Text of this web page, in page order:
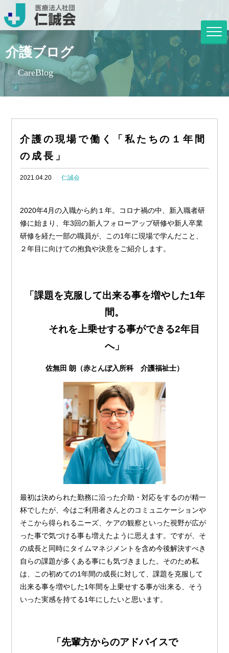
介護ブログ
CareBlog
介護の現場で働く「私たちの１年間
の成長」
2021.04.20 仁誠会
2020年4月の入職から約１年。コロナ禍の中、新入職者研
修に始まり、年3回の新人フォローアップ研修や新人卒業
研修を経た一部の職員が、この1年に現場で学んだこと、
２年目に向けての抱負や決意をご紹介します。
「課題を克服して出来る事を増やした1年
間。
それを上乗せする事ができる2年目
へ」
佐無田 朗（赤とんぼ入所科 介護福祉士）
最初は決められた勤務に沿った介助・対応をするのが精一
杯でしたが、今はご利用者さんとのコミュニケーションや
そこから得られるニーズ、ケアの観察といった視野が広が
った事で気づける事も増えたように思えます。ですが、そ
の成長と同時にタイムマネジメントを含め今後解決すべき
自らの課題が多くある事にも気づきました。そのため私
は、この初めての1年間の成長に対して、課題を克服して
出来る事を増やした1年間を上乗せする事が出来る、そう
いった実感を持てる1年にしたいと思います。
「先輩方からのアドバイスで